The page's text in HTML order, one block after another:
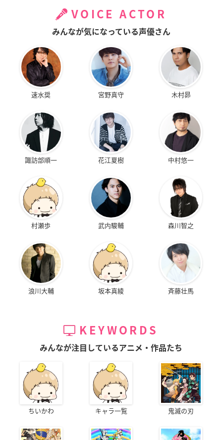
VOICE ACTOR
みんなが気になっている声優さん
速水奨 宮野真守 木村昴
諏訪部順一 花江夏樹 中村悠一
村瀬歩 武内駿輔 森川智之
浪川大輔 坂本真綾 斉藤壮馬
KEYWORDS
みんなが注目しているアニメ・作品たち
ちいかわ キャラ一覧 鬼滅の刃